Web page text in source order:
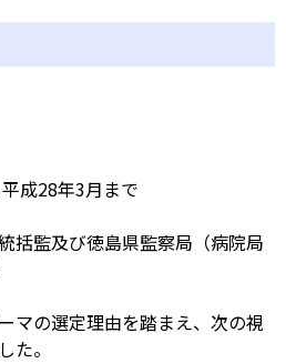
成28年3月まで
括監及び徳島県監察局（病院局
マの選定理由を踏まえ、次の視
た。